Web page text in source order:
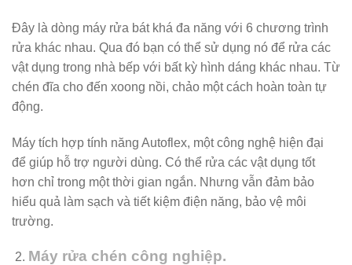
Đây là dòng máy rửa bát khá đa năng với 6 chương trình
rửa khác nhau. Qua đó bạn có thể sử dụng nó để rửa các
vật dụng trong nhà bếp với bất kỳ hình dáng khác nhau. Từ
chén đĩa cho đến xoong nồi, chảo một cách hoàn toàn tự
động.
Máy tích hợp tính năng Autoflex, một công nghệ hiện đại
để giúp hỗ trợ người dùng. Có thể rửa các vật dụng tốt
hơn chỉ trong một thời gian ngắn. Nhưng vẫn đảm bảo
hiểu quả làm sạch và tiết kiệm điện năng, bảo vệ môi
trường.
Máy rửa chén công nghiệp.